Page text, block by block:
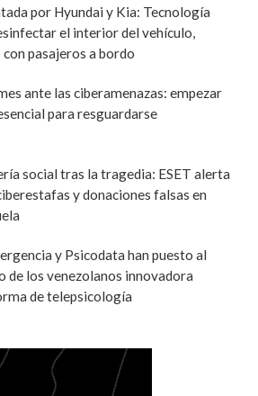
por Hyundai y Kia: Tecnología
el interior del vehículo,
con pasajeros a bordo
ante las ciberamenazas: empezar
para resguardarse
social tras la tragedia: ESET alerta
y donaciones falsas en
y Psicodata han puesto al
de los venezolanos innovadora
de telepsicología